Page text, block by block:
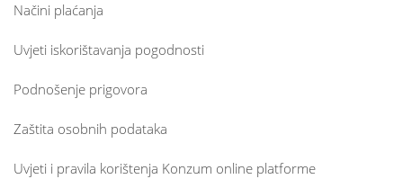
Načini plaćanja
Uvjeti iskorištavanja pogodnosti
Podnošenje prigovora
Zaštita osobnih podataka
Uvjeti i pravila korištenja Konzum online platforme